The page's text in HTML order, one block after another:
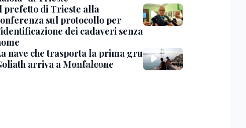
prefetto di Trieste alla
sul protocollo per
dei cadaveri senza
nave che trasporta la prima gru
arriva a Monfalcone